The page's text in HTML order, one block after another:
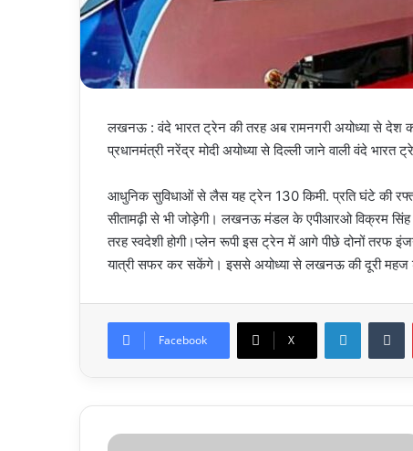
लखनऊ : वंदे भारत ट्रेन की तरह अब रामनगरी अयोध्या से देश
प्रधानमंत्री नरेंद्र मोदी अयोध्या से दिल्ली जाने वाली वंदे
आधुनिक सुविधाओं से लैस यह ट्रेन 130 किमी. प्रति घंटे की
सीतामढ़ी से भी जोड़ेगी। लखनऊ मंडल के एपीआरओ विक्रम सिंह
तरह स्वदेशी होगी।प्लेन रूपी इस ट्रेन में आगे पीछे दोनों तरफ
यात्री सफर कर सकेंगे। इससे अयोध्या से लखनऊ की दूरी महज
Facebook X
LinkedIn
धामी